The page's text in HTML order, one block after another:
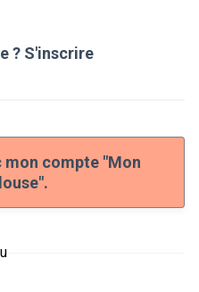
? S'inscrire
compte "Mon